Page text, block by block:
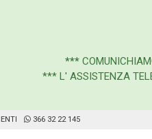
***
*** L' ASSISTENZA
366 32 22 145